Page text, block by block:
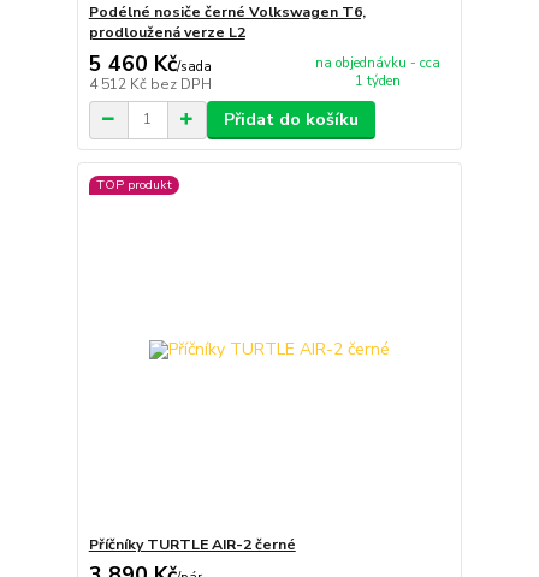
Podélné nosiče černé Volkswagen T6,
prodloužená verze L2
5 460 Kč/sada
4 512 Kč bez DPH
na objednávku - cca
1 týden
Přidat do košíku
TOP produkt
Příčníky TURTLE AIR-2 černé